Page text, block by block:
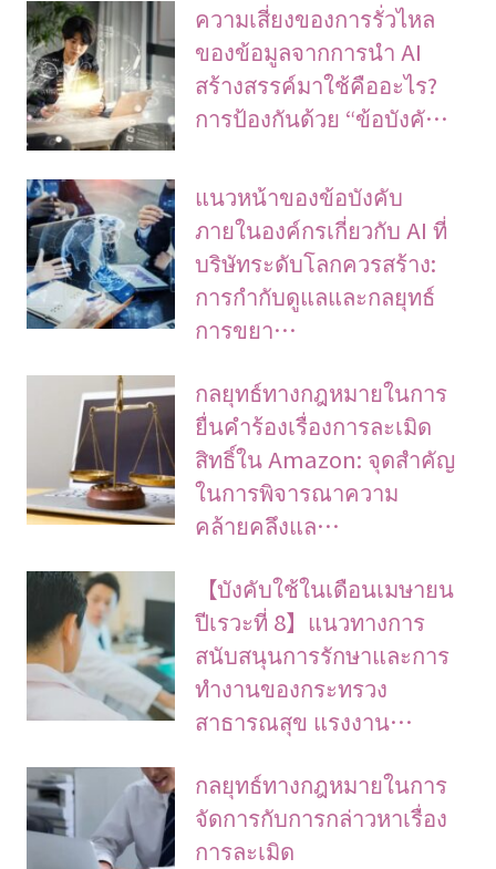
ความเสี่ยงของการรั่วไหล
ของข้อมูลจากการนำ AI
สร้างสรรค์มาใช้คืออะไร?
การป้องกันด้วย “ข้อบังคั…
แนวหน้าของข้อบังคับ
ภายในองค์กรเกี่ยวกับ AI ที่
บริษัทระดับโลกควรสร้าง:
การกำกับดูแลและกลยุทธ์
การขยา…
กลยุทธ์ทางกฎหมายในการ
ยื่นคำร้องเรื่องการละเมิด
สิทธิ์ใน Amazon: จุดสำคัญ
ในการพิจารณาความ
คล้ายคลึงแล…
【บังคับใช้ในเดือนเมษายน
ปีเรวะที่ 8】แนวทางการ
สนับสนุนการรักษาและการ
ทำงานของกระทรวง
สาธารณสุข แรงงาน…
กลยุทธ์ทางกฎหมายในการ
จัดการกับการกล่าวหาเรื่อง
การละเมิด